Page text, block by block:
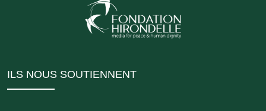
ILS NOUS SOUTIENNENT